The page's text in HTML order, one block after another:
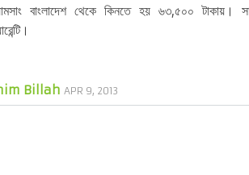
বাংলাদেশ থেকে কিনতে হয় ৬৩,৫০০ টাকায়।
Billah APR 9, 2013